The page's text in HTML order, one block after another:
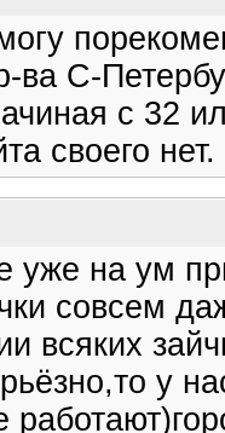
ва С-
с 32
своего
уже на ум
совсем
всяких
у